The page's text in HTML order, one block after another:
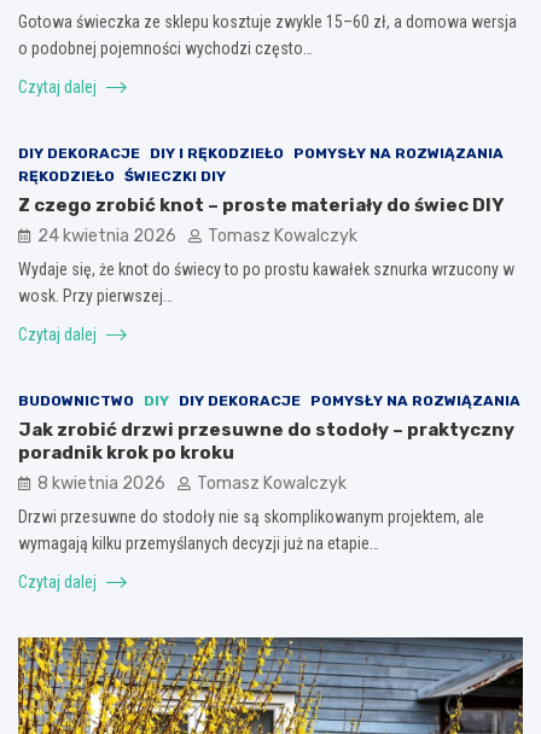
Gotowa świeczka ze sklepu kosztuje zwykle 15–60 zł, a domowa wersja
o podobnej pojemności wychodzi często…
Czytaj dalej
DIY DEKORACJE DIY I RĘKODZIEŁO
POMYSŁY NA ROZWIĄZANIA
RĘKODZIEŁO
ŚWIECZKI DIY
Z czego zrobić knot – proste materiały do świec DIY
24 kwietnia 2026 Tomasz Kowalczyk
Wydaje się, że knot do świecy to po prostu kawałek sznurka wrzucony w
wosk. Przy pierwszej…
Czytaj dalej
BUDOWNICTWO DIY DIY DEKORACJE POMYSŁY NA ROZWIĄZANIA
Jak zrobić drzwi przesuwne do stodoły – praktyczny
poradnik krok po kroku
8 kwietnia 2026 Tomasz Kowalczyk
Drzwi przesuwne do stodoły nie są skomplikowanym projektem, ale
wymagają kilku przemyślanych decyzji już na etapie…
Czytaj dalej